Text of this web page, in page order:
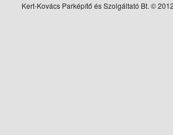
Kert-Kovács Parképítő és Szolgáltató Bt. © 2012